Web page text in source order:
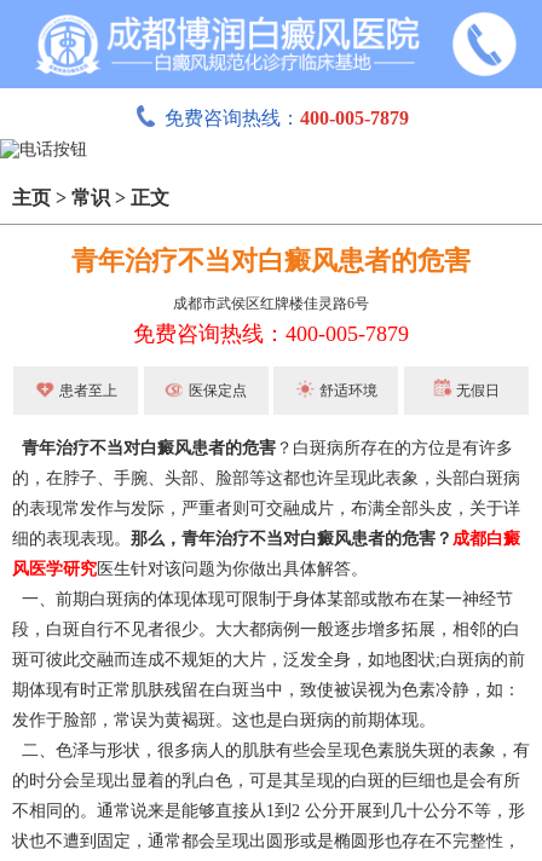
免费咨询热线： 400-005-7879
主页 > 常识 > 正文
青年治疗不当对白癜风患者的危害
成都市武侯区红牌楼佳灵路6号
免费咨询热线：400-005-7879
患者至上 医保定点 舒适环境 无假日
青年治疗不当对白癜风患者的危害 ？白斑病所存在的方位是有许多
的，在脖子、手腕、头部、脸部等这都也许呈现此表象，头部白斑病
的表现常发作与发际，严重者则可交融成片，布满全部头皮，关于详
细的表现表现。 那么，青年治疗不当对白癜风患者的危害？ 成都白癜
风医学研究 医生针对该问题为你做出具体解答。
一、前期白斑病的体现体现可限制于身体某部或散布在某一神经节
段，白斑自行不见者很少。大大都病例一般逐步增多拓展，相邻的白
斑可彼此交融而连成不规矩的大片，泛发全身，如地图状;白斑病的前
期体现有时正常肌肤残留在白斑当中，致使被误视为色素冷静，如：
发作于脸部，常误为黄褐斑。这也是白斑病的前期体现。
二、色泽与形状，很多病人的肌肤有些会呈现色素脱失斑的表象，有
的时分会呈现出显着的乳白色，可是其呈现的白斑的巨细也是会有所
不相同的。通常说来是能够直接从1到2 公分开展到几十公分不等，形
状也不遭到固定，通常都会呈现出圆形或是椭圆形也存在不完整性，